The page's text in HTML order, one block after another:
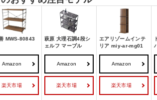
MWS-80843
萩原 大理石調4段シ
ェルフ マーブル
エアリゾームインテ
リア miy-ar-mg01
Amazon
楽天市場
Amazon
楽天市場
Amazon
楽天市場